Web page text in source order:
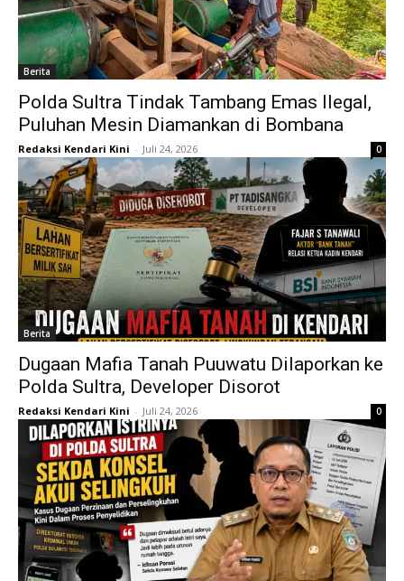
Berita
Polda Sultra Tindak Tambang Emas Ilegal,
Puluhan Mesin Diamankan di Bombana
Redaksi Kendari Kini - Juli 24, 2026 0
Berita
Dugaan Mafia Tanah Puuwatu Dilaporkan ke
Polda Sultra, Developer Disorot
Redaksi Kendari Kini - Juli 24, 2026 0